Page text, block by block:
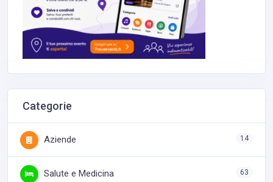
Categorie
Aziende 14
Salute e Medicina 63